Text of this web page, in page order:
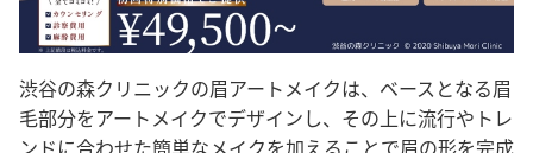
渋谷の森クリニックの眉アートメイクは、ベースとなる眉
毛部分をアートメイクでデザインし、その上に流行やトレ
ンドに合わせた簡単なメイクを加えることで眉の形を完成